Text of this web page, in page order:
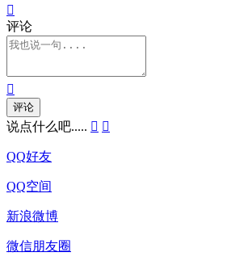

评论

评论
说点什么吧.....  
QQ好友
QQ空间
新浪微博
微信朋友圈